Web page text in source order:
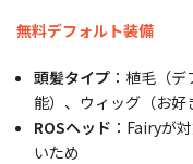
無料デフォルト装備
頭髪タイプ ：植毛（
能）、ウィッグ（お好
ROSヘッド ：Fairyが
いため